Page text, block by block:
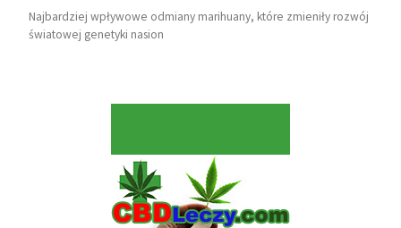
Najbardziej wpływowe odmiany marihuany, które zmieniły rozwój
światowej genetyki nasion